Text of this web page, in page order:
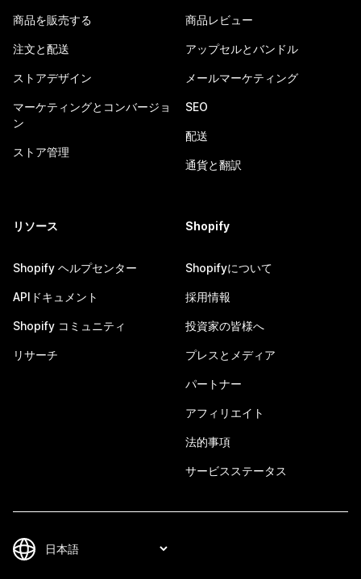
商品を販売する
注文と配送
ストアデザイン
マーケティングとコンバージョ
ン
ストア管理
商品レビュー
アップセルとバンドル
メールマーケティング
SEO
配送
通貨と翻訳
リソース
Shopify ヘルプセンター
APIドキュメント
Shopify コミュニティ
リサーチ
Shopify
Shopifyについて
採用情報
投資家の皆様へ
プレスとメディア
パートナー
アフィリエイト
法的事項
サービスステータス